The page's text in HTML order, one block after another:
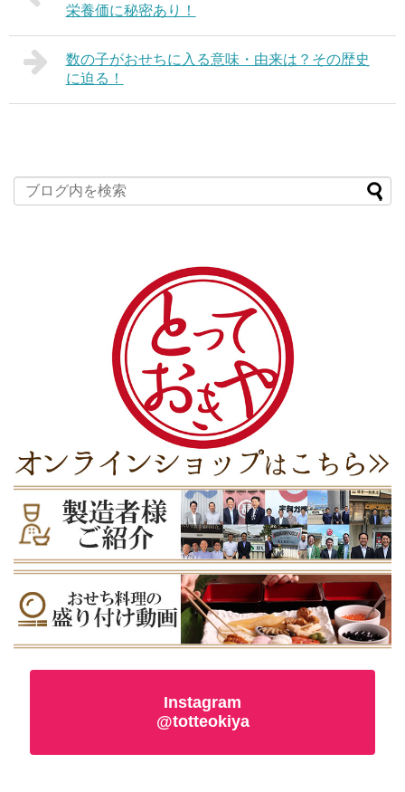
栄養価に秘密あり！
数の子がおせちに入る意味・由来は？その歴史
に迫る！
Instagram
@totteokiya